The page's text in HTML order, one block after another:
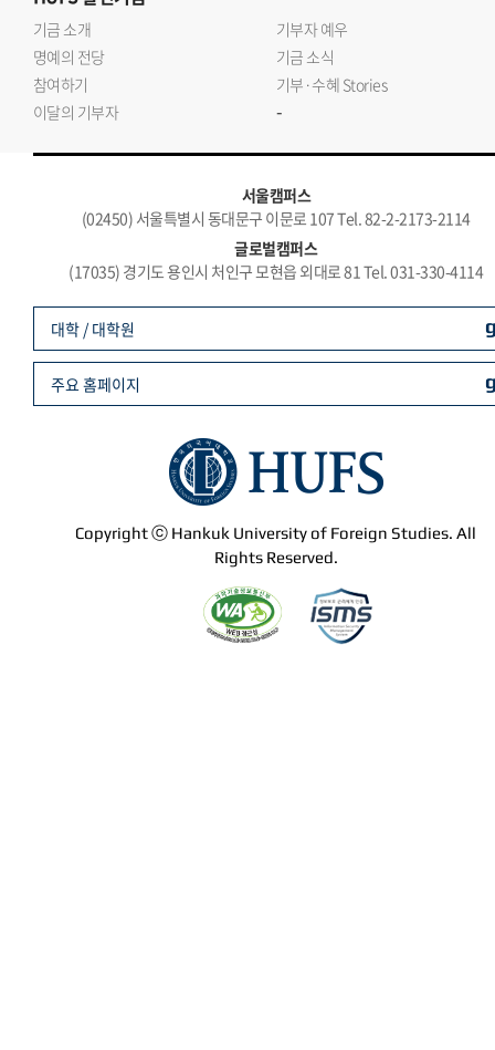
기금 소개
기부자 예우
명예의 전당
기금 소식
참여하기
기부·수혜 Stories
이달의 기부자
-
서울캠퍼스
(02450) 서울특별시 동대문구 이문로 107 Tel. 82-2-2173-2114
글로벌캠퍼스
(17035) 경기도 용인시 처인구 모현읍 외대로 81 Tel. 031-330-4114
Copyright ⓒ Hankuk University of Foreign Studies. All
Rights Reserved.
대학 / 대학원
주요 홈페이지